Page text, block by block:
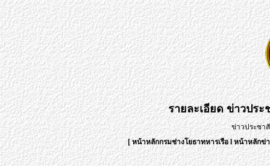
รายละเอียดข่าวประ
ข่าวประชา
[หน้าหลักกรมช่างโยธาทหารเรือlหน้าหลักข่